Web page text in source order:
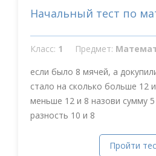
Начальный тест по
Класс: 1 Предмет:
если было 8 мячей, а
стало на сколько больше 12
меньше 12 и 8 назови сумму
разность 10 и 8
Пройти